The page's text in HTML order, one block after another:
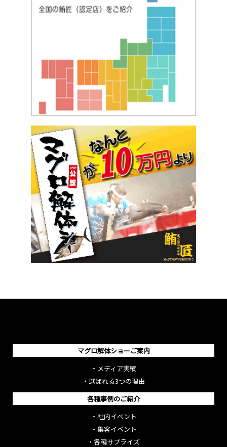
マグロ解体ショーご案内
・ メディア実績
・ 選ばれる3つの理由
各種事例のご紹介
・ 社内イベント
・ 集客イベント
・ 各種サプライズ